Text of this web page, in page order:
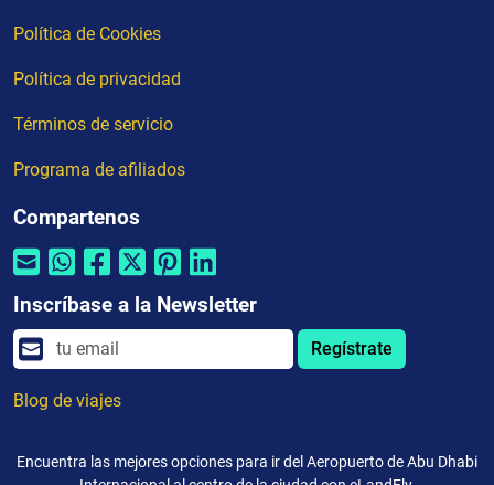
Política de Cookies
Política de privacidad
Términos de servicio
Programa de afiliados
Compartenos
Inscríbase a la Newsletter
Regístrate
Blog de viajes
Encuentra las mejores opciones para ir del Aeropuerto de Abu Dhabi